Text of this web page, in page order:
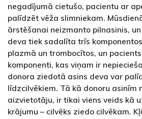
negadījumā cietušo, pacientu ar
palīdzēt vēža slimniekam.
ārstēšanai neizmanto pilnasinis,
deva tiek sadalīta trīs
plazmā un trombocītos, un
komponenti, kas viņam ir
donora ziedotā asins deva var
līdzcilvēkiem. Tā kā donoru asinīm
aizvietotāju, ir tikai viens veids kā
krājumu – cilvēks ziedo cilvēkam.